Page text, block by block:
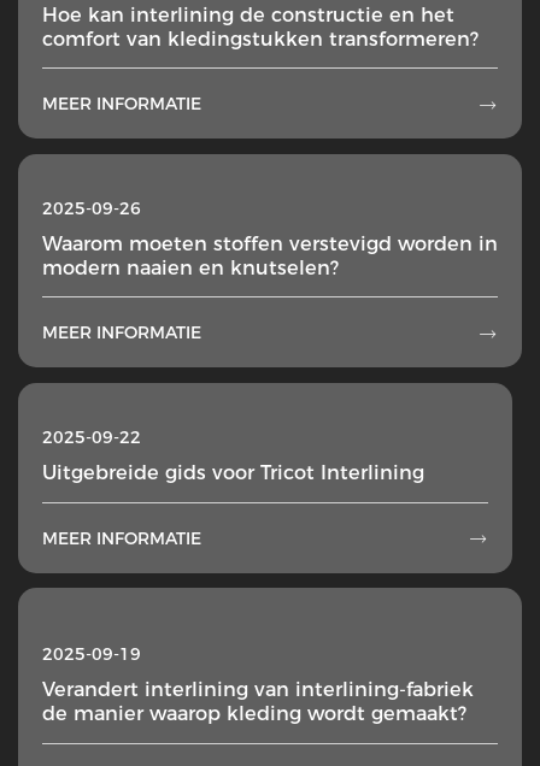
Hoe kan interlining de constructie en het
comfort van kledingstukken transformeren?
MEER INFORMATIE 
2025-09-26
Waarom moeten stoffen verstevigd worden in
modern naaien en knutselen?
MEER INFORMATIE 
2025-09-22
Uitgebreide gids voor Tricot Interlining
MEER INFORMATIE 
2025-09-19
Verandert interlining van interlining-fabriek
de manier waarop kleding wordt gemaakt?